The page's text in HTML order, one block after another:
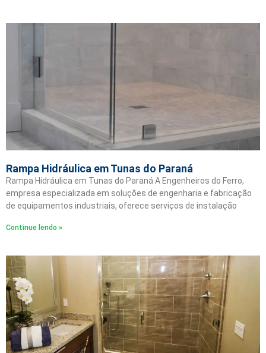
Rampa Hidráulica em Tunas do Paraná
Rampa Hidráulica em Tunas do Paraná A Engenheiros do Ferro,
empresa especializada em soluções de engenharia e fabricação
de equipamentos industriais, oferece serviços de instalação
Continue lendo »